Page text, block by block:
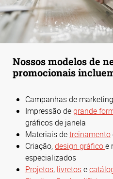
Nossos modelos de
promocionais
Campanhas de
Impressão degrande
gráficos de janela
Materiais detreinamento
Criação,design gráficoe
especializados
Projetos, livretose